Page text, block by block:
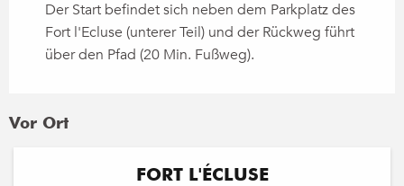
Der Start befindet sich neben dem Parkplatz des
Fort l'Ecluse (unterer Teil) und der Rückweg führt
über den Pfad (20 Min. Fußweg).
Vor Ort
FORT L'ÉCLUSE